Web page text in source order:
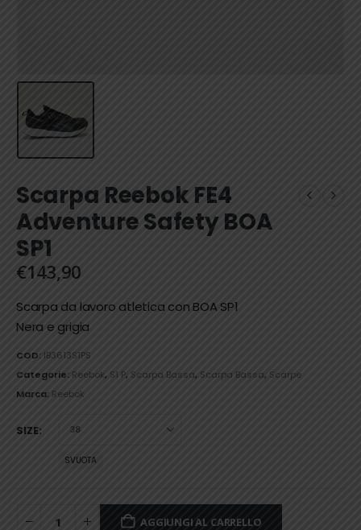
Scarpa Reebok FE4
Adventure Safety BOA
SP1
€143,90
Scarpa da lavoro atletica con BOA SP1
Nera e grigia
COD: IB3613S1PS
Categorie: Reebok, S1 P, Scarpa Bassa, Scarpa Bassa, Scarpe
Marca: Reebok
SIZE
SVUOTA
AGGIUNGI AL CARRELLO